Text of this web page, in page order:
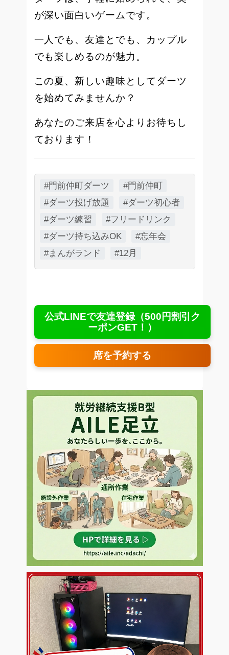
が深い面白いゲームです。
一人でも、友達とでも、カップル
でも楽しめるのが魅力。
この夏、新しい趣味としてダーツ
を始めてみませんか？
あなたのご来店を心よりお待ちし
ております！
#門前仲町ダーツ
#門前仲町
#ダーツ投げ放題
#ダーツ初心者
#ダーツ練習
#フリードリンク
#ダーツ持ち込みOK
#忘年会
#まんがランド
#12月
公式LINEで友達登録（500円割引ク
ーポンGET！）
席を予約する